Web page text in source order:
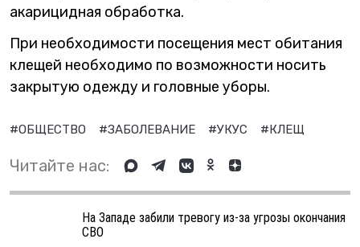
акарицидная обработка.
При необходимости посещения мест обитания
клещей необходимо по возможности носить
закрытую одежду и головные уборы.
#ОБЩЕСТВО #ЗАБОЛЕВАНИЕ #УКУС #КЛЕЩ
Читайте нас:
На Западе забили тревогу из-за угрозы окончания
СВО